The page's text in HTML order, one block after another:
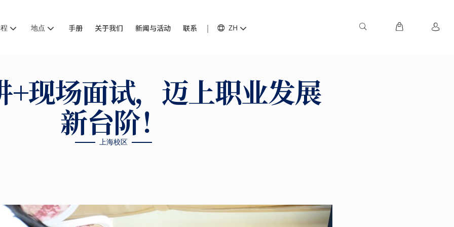
地点 手册 关于我们 新闻与活动 联系 ZH
+现场面试，迈上职业发展
新台阶！
上海校区